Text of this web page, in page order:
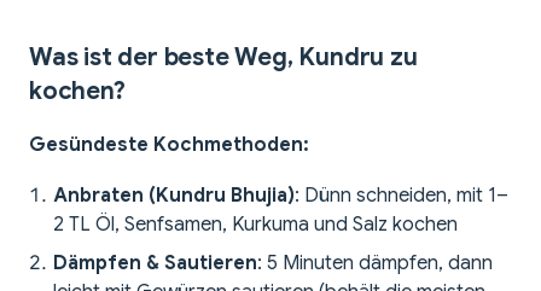
Was ist der beste Weg, Kundru zu
kochen?
Gesündeste Kochmethoden:
Anbraten (Kundru Bhujia): Dünn schneiden, mit 1–
2 TL Öl, Senfsamen, Kurkuma und Salz kochen
Dämpfen & Sautieren: 5 Minuten dämpfen, dann